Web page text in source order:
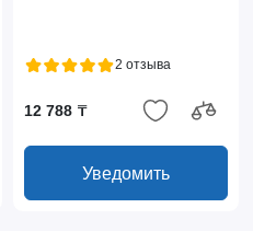
2 отзыва
12 788 ₸
Уведомить